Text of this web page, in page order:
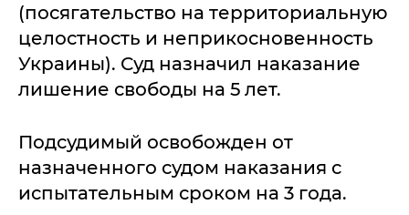
(посягательство на территориальную
целостность и неприкосновенность
Украины). Суд назначил наказание
лишение свободы на 5 лет.
Подсудимый освобожден от
назначенного судом наказания с
испытательным сроком на 3 года.